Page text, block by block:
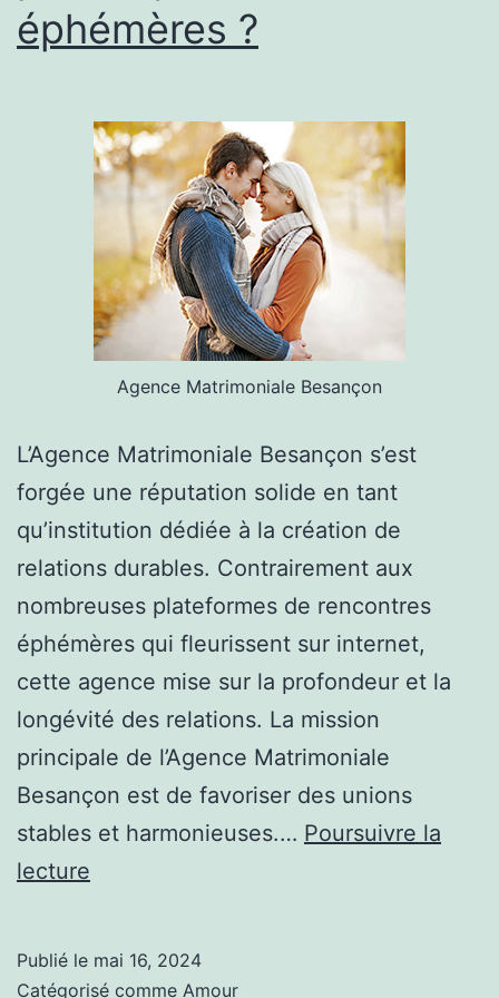
éphémères ?
Agence Matrimoniale Besançon
L’Agence Matrimoniale Besançon s’est
forgée une réputation solide en tant
qu’institution dédiée à la création de
relations durables. Contrairement aux
nombreuses plateformes de rencontres
éphémères qui fleurissent sur internet,
cette agence mise sur la profondeur et la
longévité des relations. La mission
principale de l’Agence Matrimoniale
Besançon est de favoriser des unions
stables et harmonieuses.… Poursuivre la
lecture
Besançon
Publié le mai 16, 2024
Catégorisé comme Amour